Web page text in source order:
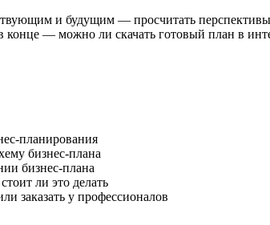
и будущим — просчитать перспективы
конце — можно ли скачать готовый план в
планирования
бизнес-плана
бизнес-плана
ли это делать
заказать у профессионалов